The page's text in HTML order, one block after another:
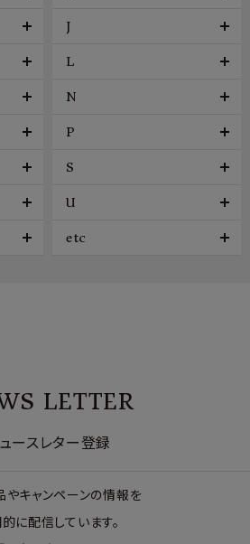
J
L
N
P
S
U
etc
LETTER
ースレター登録
やキャンペーンの情報を
に配信しています。